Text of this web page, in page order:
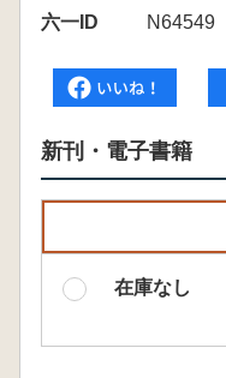
六一ID
N64549
新刊・電子書籍
在庫なし